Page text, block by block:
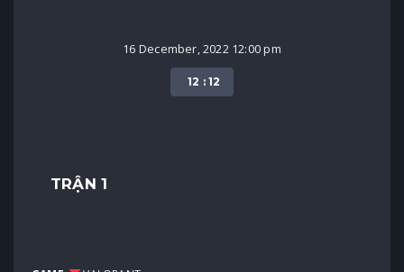
16 December, 2022 12:00 pm
12 : 12
TRẬN 1